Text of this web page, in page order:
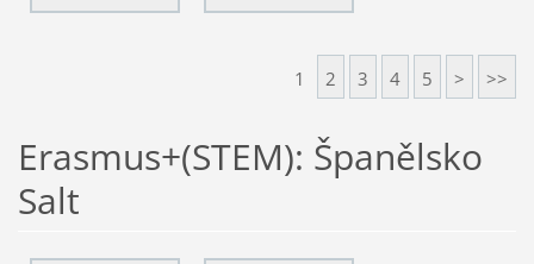
1 2 3 4 5 > >>
Erasmus+(STEM): Španělsko
Salt